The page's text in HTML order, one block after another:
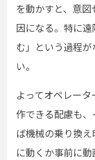
を動かすと、意
因になる。特に
む」という過程
い。
よってオペレー
作できる配慮も
ば機械の乗り換
に動くか事前に